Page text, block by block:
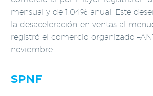
mensual y de 1.04% anual. Este
la desaceleración en ventas al
registró el comercio organizado
noviembre.
SPNF